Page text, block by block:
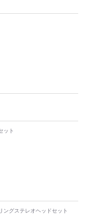
ット
ングステレオヘッドセット